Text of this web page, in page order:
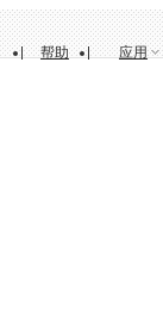
帮助 应用